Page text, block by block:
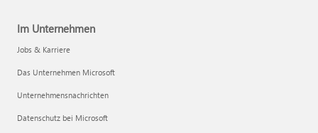
Im Unternehmen
Jobs & Karriere
Das Unternehmen Microsoft
Unternehmensnachrichten
Datenschutz bei Microsoft